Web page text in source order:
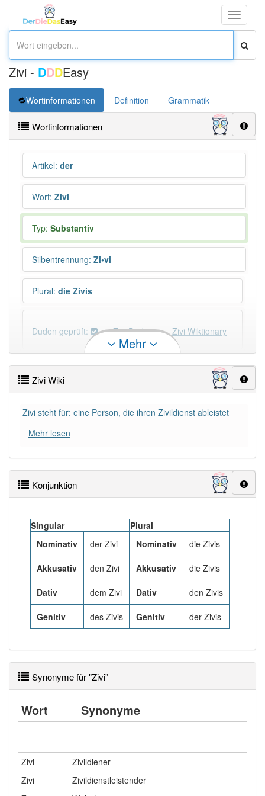
Toggle
Zivi - DDDEasy
Wortinformationen Definition Grammatik
Wortinformationen
Artikel: der
Wort: Zivi
Typ: Substantiv
Silbentrennung: Zi•vi
Plural: die Zivis
Duden geprüft: Zivi Duden Zivi Wiktionary
PowerIndex:5
Wörter mit Endung
Artikelder: 0
korrekt erraten.
Mehr
Zivi Wiki
Zivi steht für: eine Person, die ihren Zivildienst ableistet
Mehr lesen
Konjunktion
Singular
Nominativ
der Zivi
Akkusativ den Zivi
Dativ dem Zivi
Genitiv des Zivis
Plural
Nominativ
die Zivis
Akkusativ die Zivis
Dativ den Zivis
Genitiv der Zivis
Synonyme für "Zivi"
Wort Synonyme
Zivi
Zivildiener
Zivi
Zivildienstleistender